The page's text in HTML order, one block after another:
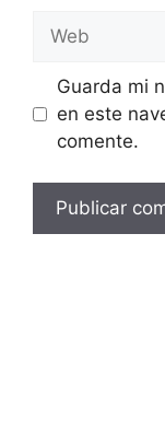
Guarda mi
en este
comente.